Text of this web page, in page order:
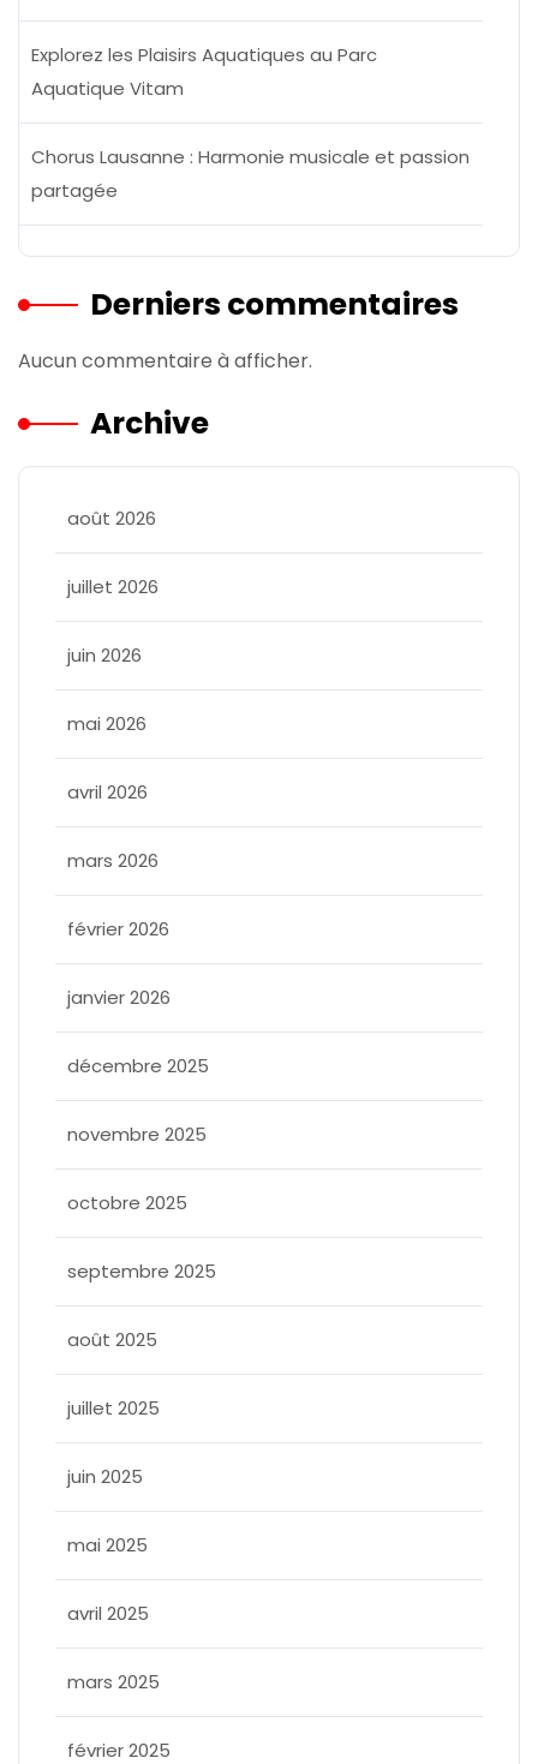
Explorez les Plaisirs Aquatiques au Parc
Aquatique Vitam
Chorus Lausanne : Harmonie musicale et passion
partagée
Derniers commentaires
Aucun commentaire à afficher.
Archive
août 2026
juillet 2026
juin 2026
mai 2026
avril 2026
mars 2026
février 2026
janvier 2026
décembre 2025
novembre 2025
octobre 2025
septembre 2025
août 2025
juillet 2025
juin 2025
mai 2025
avril 2025
mars 2025
février 2025